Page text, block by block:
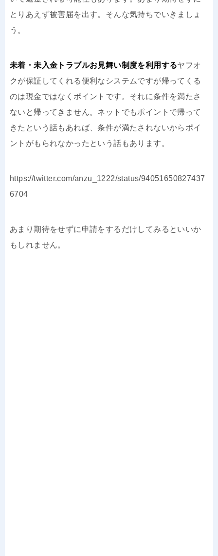
とりあえず被害届を出す。そんな気持ちでいきましょ
う。
未着・未入金トラブルお見舞い制度を利用するヤフオ
クが保証してくれる便利なシステムですが帰ってくる
のは現金ではなくポイントです。それに条件を満たさ
ないと帰ってきません。ネットでもポイントで帰って
きたという話もあれば、条件が満たされないからポイ
ントがもられなかったという話もあります。
https://twitter.com/anzu_1222/status/94051650827437
6704
あまり期待をせずに申請をするだけしてみるといいか
もしれません。